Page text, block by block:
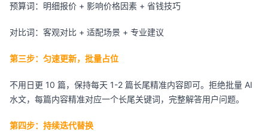
预算词：明细报价 + 影响价格因素 + 省钱技巧
对比词：客观对比 + 适配场景 + 专业建议
第三步：匀速更新，批量占位
不用日更 10 篇，保持每天 1-2 篇长尾精准内容即可。拒绝批量 AI
水文，每篇内容精准对应一个长尾关键词，完整解答用户问题。
第四步：持续迭代替换